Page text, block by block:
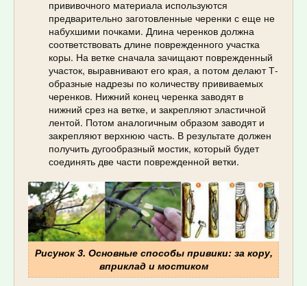
прививочного материала используются
предварительно заготовленные черенки с еще не
набухшими почками. Длина черенков должна
соответствовать длине поврежденного участка
коры. На ветке сначала зачищают поврежденный
участок, выравнивают его края, а потом делают Т-
образные надрезы по количеству прививаемых
черенков. Нижний конец черенка заводят в
нижний срез на ветке, и закрепляют эластичной
лентой. Потом аналогичным образом заводят и
закрепляют верхнюю часть. В результате должен
получить дугообразный мостик, который будет
соединять две части поврежденной ветки.
Рисунок 3. Основные способы привики: за кору,
вприклад и мостиком